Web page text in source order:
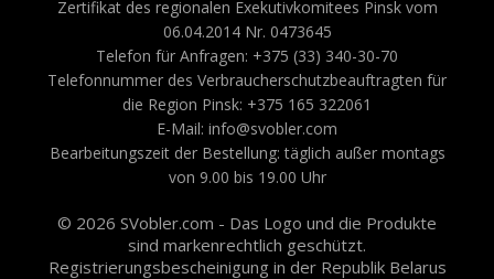
Zertifikat des regionalen Exekutivkomitees Pinsk vom
06.04.2014 Nr. 0473645
Telefon für Anfragen: +375 (33) 340-30-70
Telefonnummer des Verbraucherschutzbeauftragten für
die Region Pinsk: +375 165 322061
E-Mail: info@svobler.com
Bearbeitungszeit der Bestellung: täglich außer montags
von 9.00 bis 19.00 Uhr
© 2026 SVobler.com - Das Logo und die Produkte
sind markenrechtlich geschützt.
Registrierungsbescheinigung in der Republik Belarus